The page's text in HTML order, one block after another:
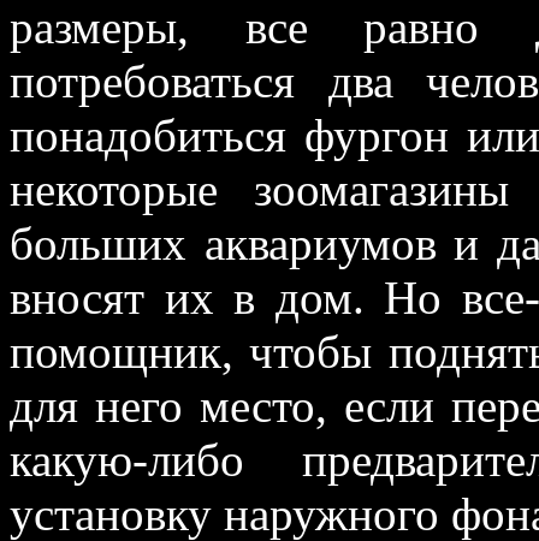
размеры, все равно
потребоваться два
понадобиться фургон
некоторые
больших аквариумов и
вносят их в дом. Но все-
помощник, чтобы
для него место, если
какую-либо
установку наружного